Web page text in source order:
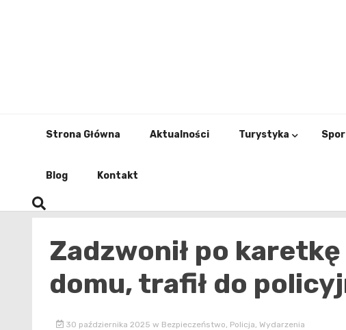
Strona Główna Aktualności Turystyka
Blog Kontakt
Zadzwonił po
domu, trafił do
30 października 2025 w Bezpieczeństwo Policja Wydarzenia